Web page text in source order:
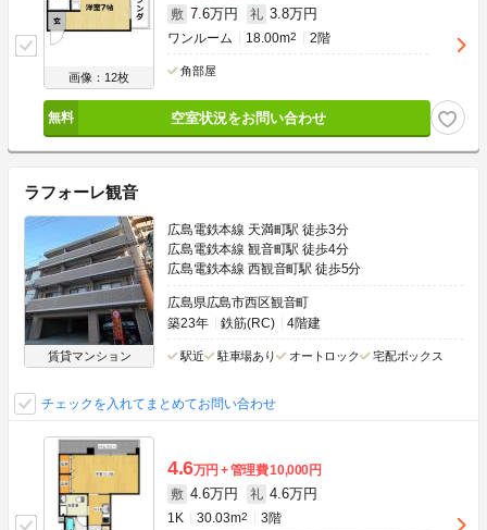
画像：12枚
敷 7.6万円 礼 3.8万円
ワンルーム 18.00m2 2階
角部屋
空室状況をお問い合わせ
ラフォーレ観音
賃貸マンション
広島電鉄本線 天満町駅 徒歩3分
広島電鉄本線 観音町駅 徒歩4分
広島電鉄本線 西観音町駅 徒歩5分
広島県広島市西区観音町
築23年
鉄筋(RC) 4階建
駅近 駐車場あり オートロック 宅配ボックス
チェックを入れてまとめてお問い合わせ
4.6万円 管理費10,000円
敷 4.6万円 礼 4.6万円
1K 30.03m2 3階